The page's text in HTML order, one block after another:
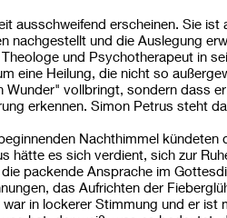
ausschweifend erscheinen. Sie
nachgestellt und die Auslegung
und Psychotherapeut in
eine Heilung, die nicht so
vollbringt, sondern dass
erkennen. Simon Petrus steht
Nachthimmel
hätte es sich verdient, sich zur
packende Ansprache im
das Aufrichten der
in lockerer Stimmung und er